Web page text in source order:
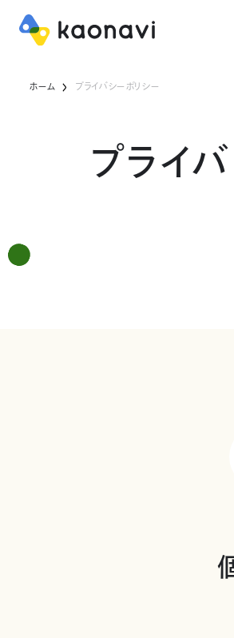
ホーム プライバシーポリシー
プライ